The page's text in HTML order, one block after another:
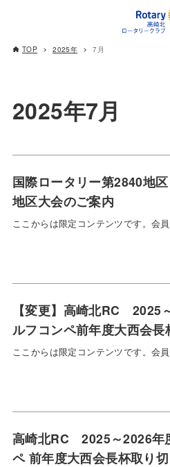
TOP 2025年 7月
2025年7月
国際ロータリー第2840
地区大会のご案内
ここからは限定コンテンツです。会
【変更】高崎北RC
ルフコンペ前年度大西会
ここからは限定コンテンツです。会
高崎北RC 2025～2026
ペ 前年度大西会長杯取り